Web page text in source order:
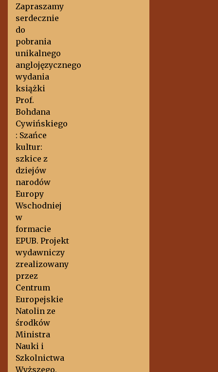
Zapraszamy
serdecznie
do
pobrania
unikalnego
anglojęzycznego
wydania
książki
Prof.
Bohdana
Cywińskiego
: Szańce
kultur:
szkice z
dziejów
narodów
Europy
Wschodniej
w
formacie
EPUB. Projekt
wydawniczy
zrealizowany
przez
Centrum
Europejskie
Natolin ze
środków
Ministra
Nauki i
Szkolnictwa
Wyższego,